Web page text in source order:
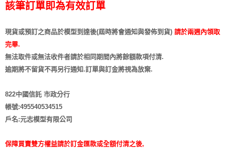
該筆訂單即為有效訂單
現貨或預訂之商品於模型到達後(屆時將會通知與發佈到貨) 請於兩週內領取
完畢.
無法取件或無法收件者請於相同期間內將餘額款項付清.
逾期將不留貨不再另行通知 .訂單與訂金將視為放棄.
822中國信託 市政分行
帳號:495540534515
戶名:元志模型有限公司
保障買賣雙方權益請於訂金匯款或全額付清之後,